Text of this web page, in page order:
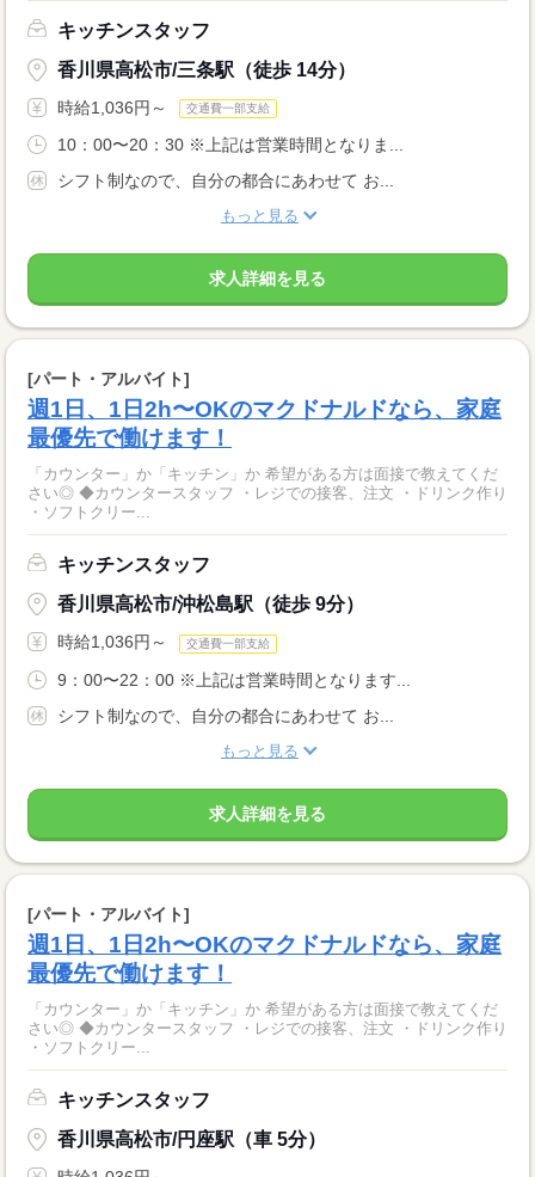
キッチンスタッフ
香川県高松市/三条駅（徒歩 14分）
時給1,036円～ 交通費一部支給
10：00〜20：30 ※上記は営業時間となりま...
シフト制なので、自分の都合にあわせて お...
もっと見る
求人詳細を見る
[パート・アルバイト]
週1日、1日2h〜OKのマクドナルドなら、家庭
最優先で働けます！
「カウンター」か「キッチン」か 希望がある方は面接で教えてくだ
さい◎ ◆カウンタースタッフ ・レジでの接客、注文 ・ドリンク作り
・ソフトクリー...
キッチンスタッフ
香川県高松市/沖松島駅（徒歩 9分）
時給1,036円～ 交通費一部支給
9：00〜22：00 ※上記は営業時間となります...
シフト制なので、自分の都合にあわせて お...
もっと見る
求人詳細を見る
[パート・アルバイト]
週1日、1日2h〜OKのマクドナルドなら、家庭
最優先で働けます！
「カウンター」か「キッチン」か 希望がある方は面接で教えてくだ
さい◎ ◆カウンタースタッフ ・レジでの接客、注文 ・ドリンク作り
・ソフトクリー...
キッチンスタッフ
香川県高松市/円座駅（車 5分）